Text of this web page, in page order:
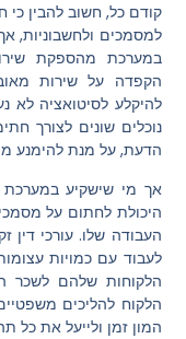
קודם כל, חשוב להבין
למסמכים ולחשבוניות,
במערכת מהספקת
הקפדה על שירות
להיקלע לסיטואציה
נוכלים שונים לצורך
הדעת, על מנת להימנע
אך מי שישקיע במערכת
היכולת לחתום על
העבודה שלו. עורכי דין
לעבוד עם כמויות
הלקוחות שלהם לשכר
הלקוח להליכים
המון זמן ולייעל את כל